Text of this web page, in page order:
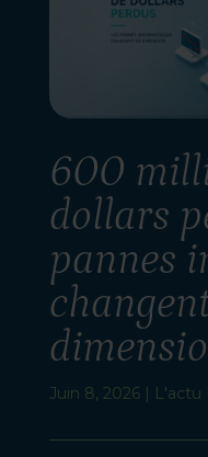
600
dollars
pannes
Juin 8, 2026| L'actu